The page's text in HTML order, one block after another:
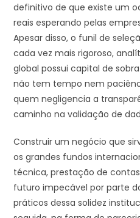
definitivo de que existe um
reais esperando pelas
Apesar disso, o funil de
cada vez mais rigoroso,
global possui capital de
não tem tempo nem
quem negligencia a
caminho na validação de
Construir um negócio que
os grandes fundos
técnica, prestação de
futuro impecável por parte
práticos dessa solidez